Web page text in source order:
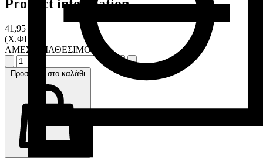
Product information
41,95 €
(Χ.ΦΠΑ)
ΑΜΕΣΑ ΔΙΑΘΕΣΙΜΟ
Προσθήκη στο καλάθι